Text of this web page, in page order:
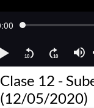
Clase 12 -
(12/05/2020)